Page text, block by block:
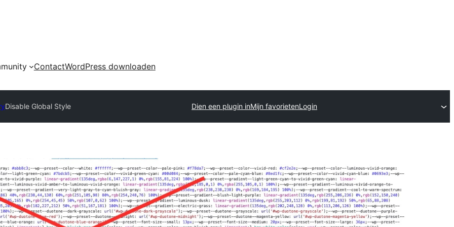
ContactWordPress downloaden
Disable Global Style Dien een plugin inMijn favorietenLogin